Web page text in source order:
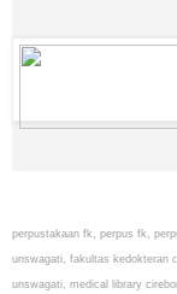
perpustakaan fk, perpus fk,
unswagati, fakultas kedokteran
unswagati, medical library